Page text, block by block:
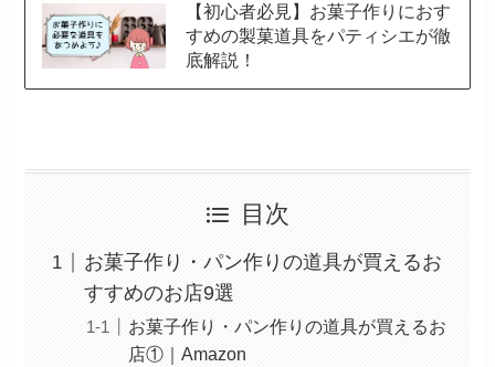
【初心者必見】お菓子作りにおす
すめの製菓道具をパティシエが徹
底解説！
目次
お菓子作り・パン作りの道具が買えるお
すすめのお店9選
お菓子作り・パン作りの道具が買えるお
店①｜Amazon